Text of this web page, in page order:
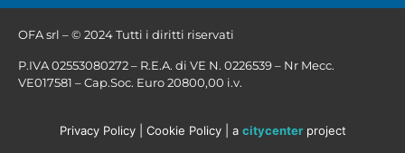
OFA srl – © 2024 Tutti i diritti riservati
P.IVA 02553080272 – R.E.A. di VE N. 0226539 – Nr Mecc.
VE017581 – Cap.Soc. Euro 20800,00 i.v.
Privacy Policy| Cookie Policy| a citycenterproject